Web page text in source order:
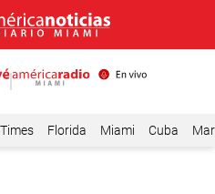
Florida Miami Cuba